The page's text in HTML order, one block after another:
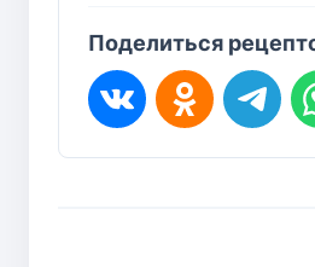
Поделиться